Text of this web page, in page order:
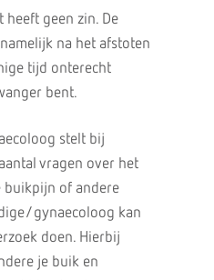
heeft geen zin. De
na het afstoten
tijd onterecht
bent.
stelt bij
vragen over het
buikpijn of andere
gynaecoloog kan
doen. Hierbij
je buik en